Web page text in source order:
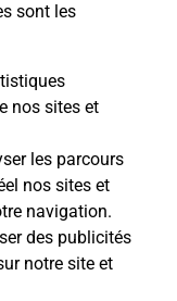
sont les
nos sites et
les parcours
nos sites et
navigation.
des publicités
notre site et